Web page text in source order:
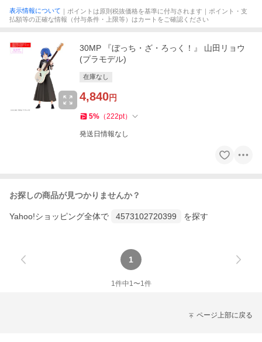
表示情報について ｜ポイントは原則税抜価格を基準に付与されます｜ポイント・支
払額等の正確な情報（付与条件・上限等）はカートをご確認ください
30MP 『ぼっち・ざ・ろっく！』 山田リョウ
(プラモデル)
在庫なし
4,840円
5% （222pt）
発送日情報なし
お探しの商品が見つかりませんか？
Yahoo!ショッピング全体で 4573102720399 を探す
1
1件中1〜1件
ページ上部に戻る